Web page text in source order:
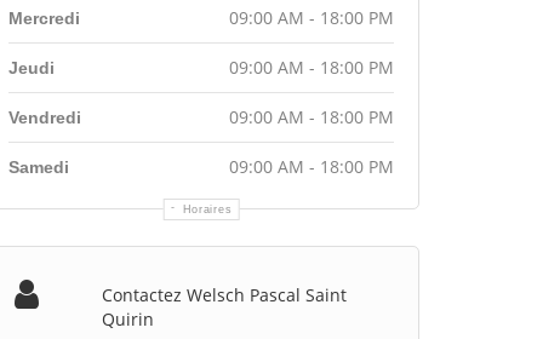
Horaires
Mercredi 09:00 AM - 18:00 PM
Jeudi 09:00 AM - 18:00 PM
Vendredi 09:00 AM - 18:00 PM
Samedi 09:00 AM - 18:00 PM
Contactez Welsch Pascal Saint
Quirin